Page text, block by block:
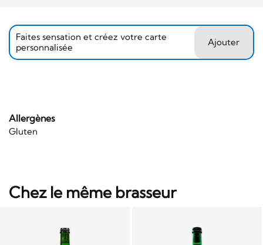
Faites sensation et créez votre carte
personnalisée
Ajouter
Allergènes
Gluten
Chez le même brasseur